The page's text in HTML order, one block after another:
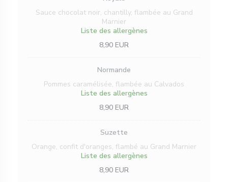
Sauce chocolat noir, chantilly, flambée au Grand
Marnier
Liste des allergènes
8,90 EUR
Normande
Pommes caramélisée, flambée au Calvados
Liste des allergènes
8,90 EUR
Suzette
Orange, confit d'oranges, flambé au Grand Marnier
Liste des allergènes
8,90 EUR